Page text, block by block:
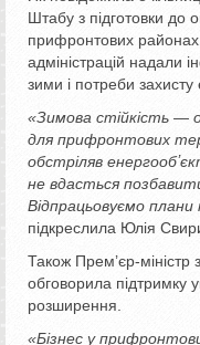
Штабу з підготовки до
прифронтових
адміністрацій надали
зими і потреби захисту
«Зимова стійкість —
для прифронтових
обстріляв
не вдасться
Відпрацьовуємо плани
підкреслила Юлія
Також Прем’єр-міністр
обговорила підтримку
розширення.
«Бізнес у